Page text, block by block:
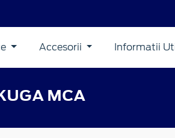
Accesorii Informatii
MCA